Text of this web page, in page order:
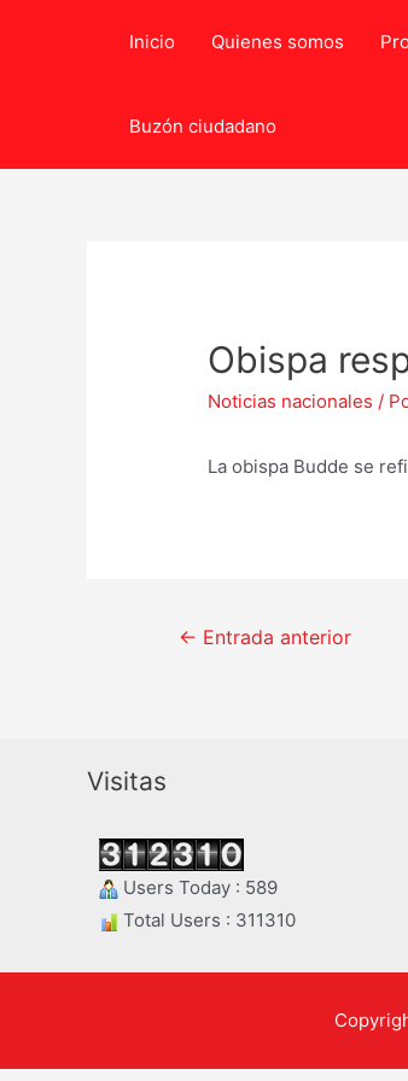
Inicio Quienes somos
Buzón ciudadano
Obispa
Noticias nacionales /
La obispa Budde se
Navegación
← Entrada anterior
Visitas
Users Today : 589
Total Users : 311310